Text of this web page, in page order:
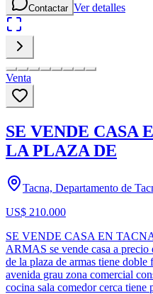
Contactar Ver detalles
Venta
SE VENDE CASA
LA PLAZA DE
Tacna, Departamento de
US$ 210.000
SE VENDE CASA EN
ARMAS se vende casa a precio
de la plaza de armas tiene
avenida grau zona comercial
cocina sala comedor cerca tiene